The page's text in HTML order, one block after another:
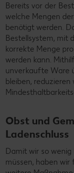
Bereits vor der
welche Mengen
benötigt werden.
Bestellsystem, mit
korrekte Menge
werden kann.
unverkaufte Ware
bleiben,
Obst und
Ladenschluss
Damit wir so
müssen, haben